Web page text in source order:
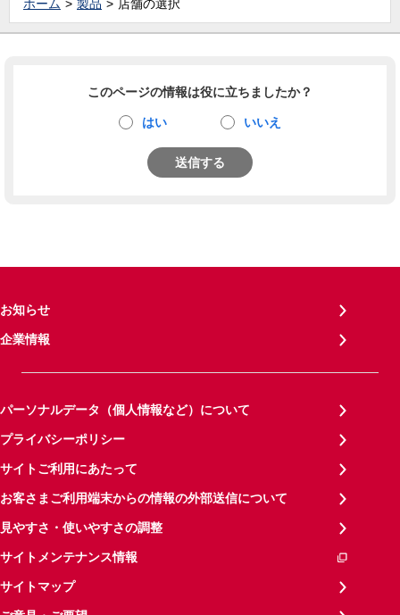
ホーム 製品 店舗の選択
このページの情報は役に立ちましたか？
はい いいえ
送信する
お知らせ
企業情報
パーソナルデータ（個人情報など）について
プライバシーポリシー
サイトご利用にあたって
お客さまご利用端末からの情報の外部送信について
見やすさ・使いやすさの調整
サイトメンテナンス情報
サイトマップ